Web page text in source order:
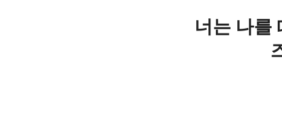
너는 나를